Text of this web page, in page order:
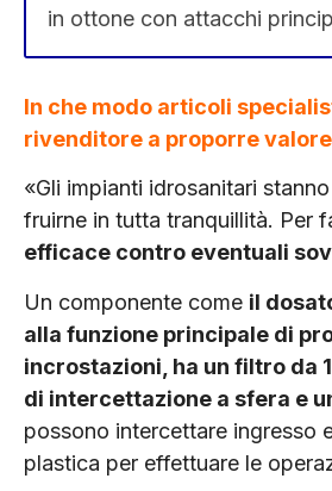
in ottone con attacchi
In che modo articoli
rivenditore a proporre
«Gli impianti idrosanitari
fruirne in tutta tranquillità. Per
efficace contro eventuali
Un componente come il
alla funzione principale di
incrostazioni, ha un filtro da
di intercettazione a sfera e
possono intercettare ingresso
plastica per effettuare le